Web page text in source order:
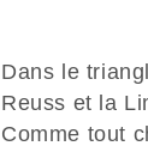
Dans le
Reuss et la
Comme tout